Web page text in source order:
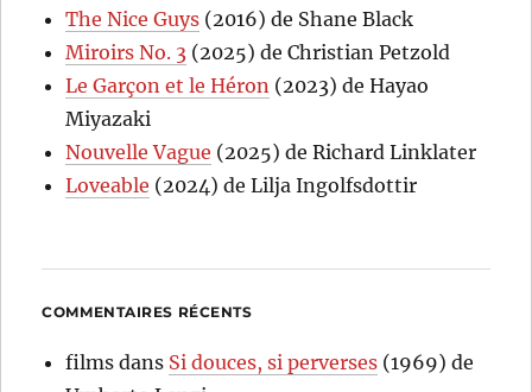
The Nice Guys (2016) de Shane Black
Miroirs No. 3 (2025) de Christian Petzold
Le Garçon et le Héron (2023) de Hayao
Miyazaki
Nouvelle Vague (2025) de Richard Linklater
Loveable (2024) de Lilja Ingolfsdottir
COMMENTAIRES RÉCENTS
films dans Si douces, si perverses (1969) de